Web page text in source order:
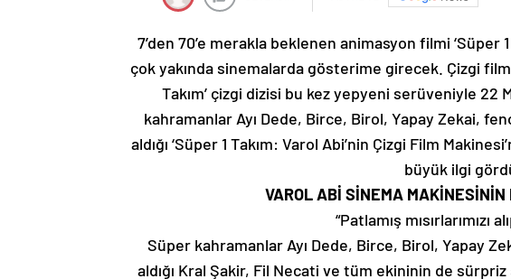
7’den 70’e merakla beklenen animasyon filmi ‘Süper
çok yakında sinemalarda gösterime girecek. Çizgi
Takım’ çizgi dizisi bu kez yepyeni serüveniyle 22
kahramanlar Ayı Dede, Birce, Birol, Yapay Zekai,
aldığı ‘Süper 1 Takım: Varol Abi’nin Çizgi Film
büyük ilgi
VAROL ABİ SİNEMA MAKİNESİNİN
“Patlamış mısırlarımızı
Süper kahramanlar Ayı Dede, Birce, Birol, Yapay
aldığı Kral Şakir, Fil Necati ve tüm ekininin de